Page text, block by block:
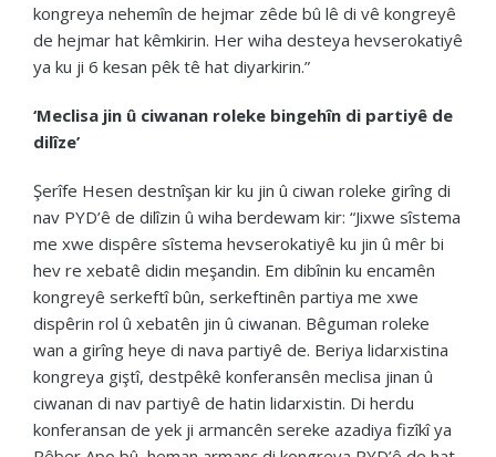
kongreya nehemîn de hejmar zêde bû lê di vê kongreyê
de hejmar hat kêmkirin. Her wiha desteya hevserokatiyê
ya ku ji 6 kesan pêk tê hat diyarkirin.”
‘Meclisa jin û ciwanan roleke bingehîn di partiyê de
dilîze’
Şerîfe Hesen destnîşan kir ku jin û ciwan roleke girîng di
nav PYD’ê de dilîzin û wiha berdewam kir: “Jixwe sîstema
me xwe dispêre sîstema hevserokatiyê ku jin û mêr bi
hev re xebatê didin meşandin. Em dibînin ku encamên
kongreyê serkeftî bûn, serkeftinên partiya me xwe
dispêrin rol û xebatên jin û ciwanan. Bêguman roleke
wan a girîng heye di nava partiyê de. Beriya lidarxistina
kongreya giştî, destpêkê konferansên meclisa jinan û
ciwanan di nav partiyê de hatin lidarxistin. Di herdu
konferansan de yek ji armancên sereke azadiya fizîkî ya